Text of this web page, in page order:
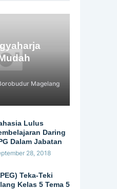
Magelang
Lulus
Daring
Dalam Jabatan
28, 2018
Teka-Teki
Kelas 5 Tema 5